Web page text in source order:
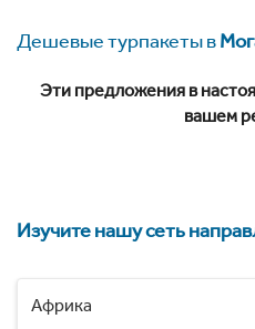
Дешевые турпакеты в
Эти предложения в
вашем
Изучите нашу сеть
Африка